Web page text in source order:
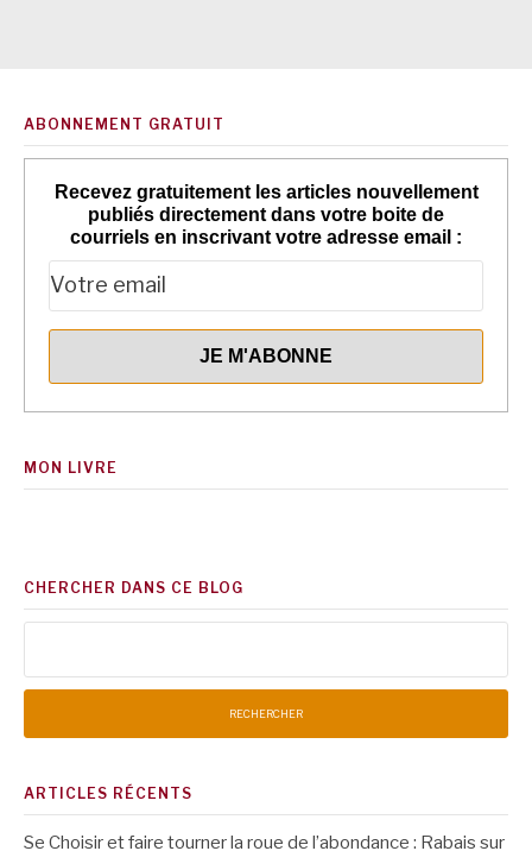
ABONNEMENT GRATUIT
Recevez gratuitement les articles nouvellement
publiés directement dans votre boite de
courriels en inscrivant votre adresse email :
MON LIVRE
CHERCHER DANS CE BLOG
ARTICLES RÉCENTS
Se Choisir et faire tourner la roue de l’abondance : Rabais sur